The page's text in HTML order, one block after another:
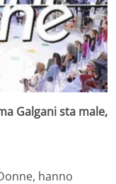
Galgani sta male,
hanno